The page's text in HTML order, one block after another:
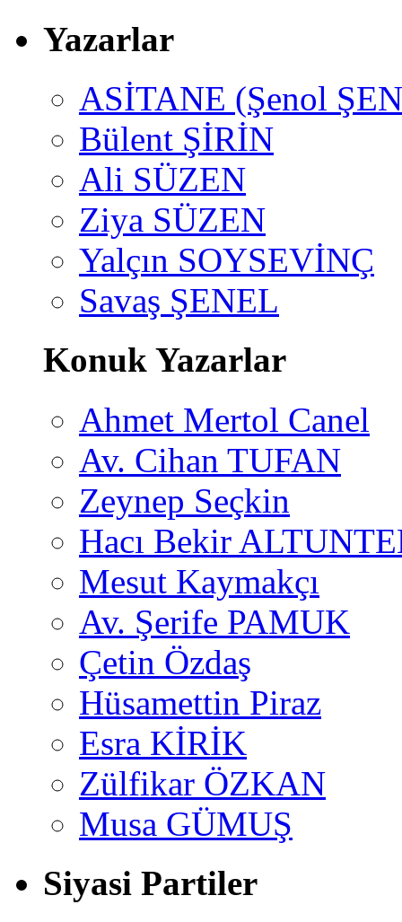
Yazarlar
ASİTANE (Şenol
Bülent ŞİRİN
Ali SÜZEN
Ziya SÜZEN
Yalçın SOYSEVİNÇ
Savaş ŞENEL
Konuk Yazarlar
Ahmet Mertol Canel
Av. Cihan TUFAN
Zeynep Seçkin
Hacı Bekir
Mesut Kaymakçı
Av. Şerife PAMUK
Çetin Özdaş
Hüsamettin Piraz
Esra KİRİK
Zülfikar ÖZKAN
Musa GÜMUŞ
Siyasi Partiler